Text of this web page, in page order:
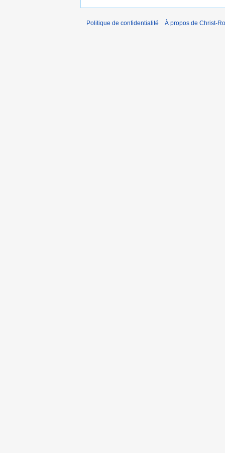
Politique de confidentialité À propos de Christ-